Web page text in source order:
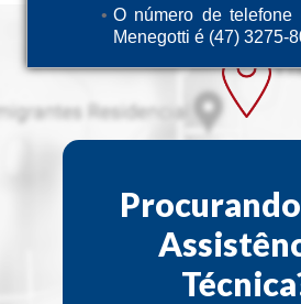
O número de telefone
Menegotti é (47) 3275-